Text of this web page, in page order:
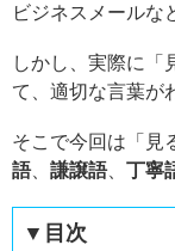
ビジネスメールな
しかし、実際に「
て、適切な言葉が
そこで今回は「見
語、 謙譲語、 丁寧
▼目次